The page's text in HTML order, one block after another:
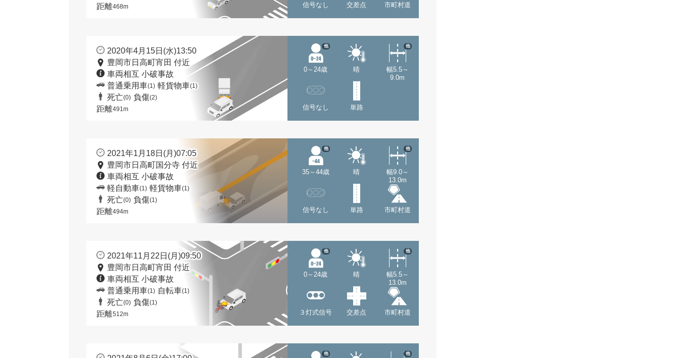
距離468m 信号なし 交差点 市町村道
2020年4月15日(水)13:50
豊岡市日高町宵田 付近
車両相互 小破事故
普通乗用車(1) 軽貨物車(1)
死亡(0) 負傷(2)
距離491m
0～24歳
他
晴
幅5.5～
9.0m
他
信号なし 単路
2021年1月18日(月)07:05
豊岡市日高町国分寺 付近
車両相互 小破事故
軽自動車(1) 軽貨物車(1)
死亡(0) 負傷(1)
距離494m
35～44歳
他
晴
幅9.0～
13.0m
他
信号なし 単路 市町村道
2021年11月22日(月)09:50
豊岡市日高町宵田 付近
車両相互 小破事故
普通乗用車(1) 自転車(1)
死亡(0) 負傷(1)
距離512m
0～24歳
他
晴
幅5.5～
13.0m
他
３灯式信号 交差点 市町村道
他 他